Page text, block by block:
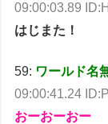
09:00:03.89
はじまた！
59: ワールド名
09:00:41.24
おーおーおー